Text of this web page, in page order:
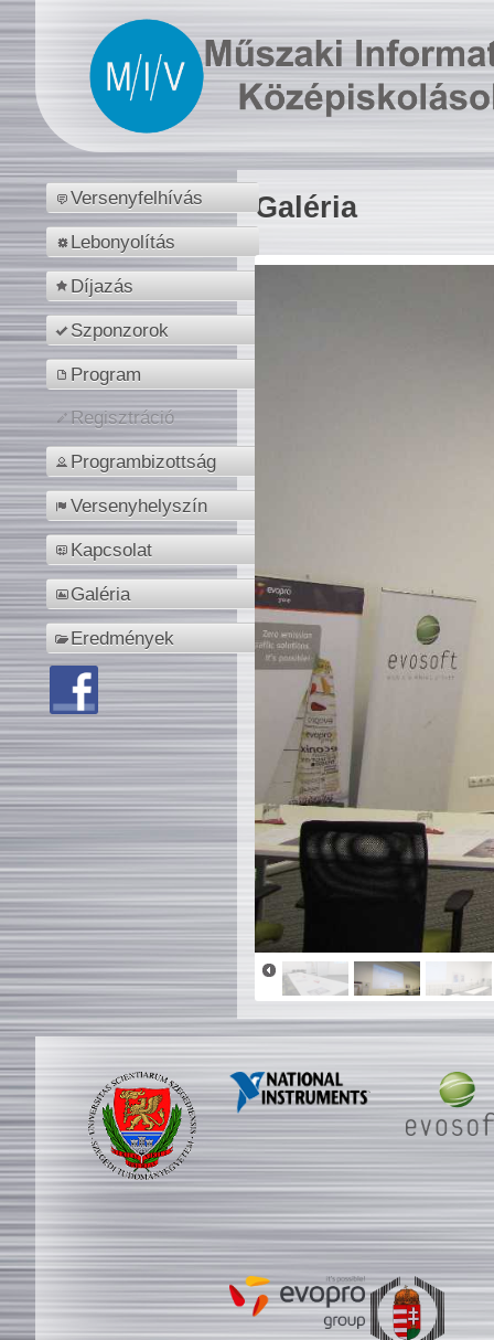
Versenyfelhívás
Lebonyolítás
Díjazás
Szponzorok
Program
Regisztráció
Programbizottság
Versenyhelyszín
Kapcsolat
Galéria
Eredmények
Galéria